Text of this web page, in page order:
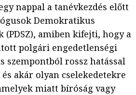
nappal a tanévkezdés előtt
Demokratikus
(PDSZ), amiben kifejti, hogy a
polgári engedetlenségi
szempontból rossz hatással
akár olyan cselekedetekre
miatt bíróság vagy